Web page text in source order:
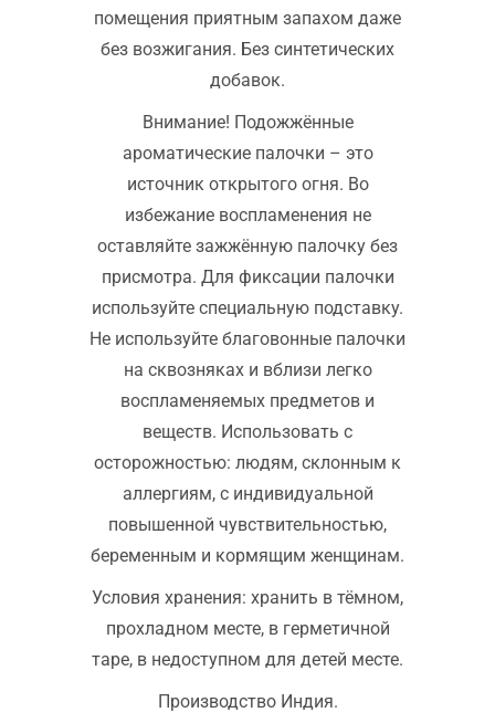
помещения приятным запахом даже
без возжигания. Без синтетических
добавок.
Внимание! Подожжённые
ароматические палочки – это
источник открытого огня. Во
избежание воспламенения не
оставляйте зажжённую палочку без
присмотра. Для фиксации палочки
используйте специальную подставку.
Не используйте благовонные палочки
на сквозняках и вблизи легко
воспламеняемых предметов и
веществ. Использовать с
осторожностью: людям, склонным к
аллергиям, с индивидуальной
повышенной чувствительностью,
беременным и кормящим женщинам.
Условия хранения: хранить в тёмном,
прохладном месте, в герметичной
таре, в недоступном для детей месте.
Производство Индия.